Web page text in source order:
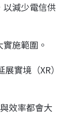
減少電信供
施範圍。
實境（XR）
效率都會大